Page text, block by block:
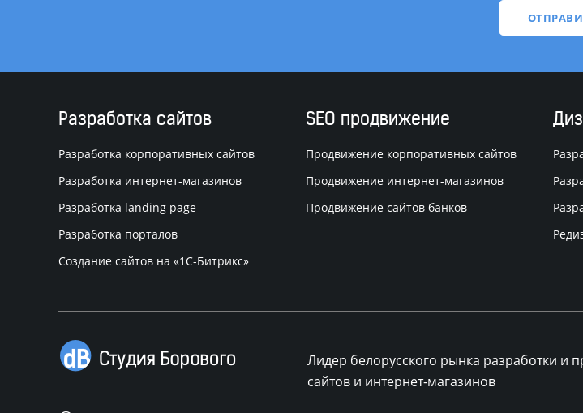
Разработка сайтов
Разработка корпоративных сайтов
Разработка интернет-магазинов
Разработка landing page
Разработка порталов
Создание сайтов на «1С-Битрикс»
SEO продвижение
Продвижение корпоративных сайтов
Продвижение интернет-магазинов
Продвижение сайтов банков
Лидер белорусского рынка разработки и
сайтов и интернет-магазинов